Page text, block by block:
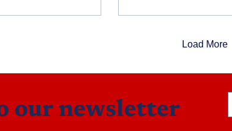
Load More
our newsletter